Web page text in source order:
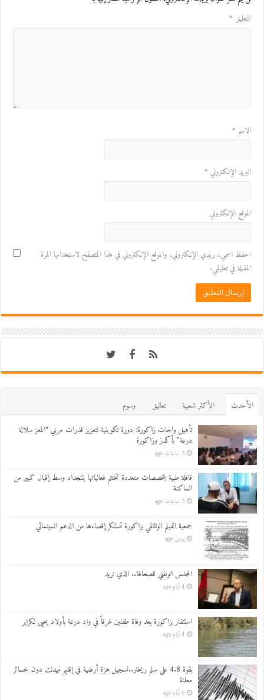
التعليق *
الاسم *
البريد الإلكتروني *
الموقع الإلكتروني
احفظ اسمي، بريدي الإلكتروني، والموقع الإلكتروني في هذا المتصفح لاستخدامها المرة
المقبلة في تعليقي.
اﻷحدث اﻷكثر شعبية تعاليق
وسوم
تأهيل واحات زاكورة: دورة تكوينية لتعزيز قدرات مربي “المعز سلالة
درعة” بأكدز وزاكورة
5 ساعات ago
قافلة طبية بتخصصات متعددة تختتم فعالياتها بتنجداد وسط إقبال كبير من
الساكنة
5 ساعات ago
جمعية الفيلم الوثائقي بزاكورة تستنكر إقصاءها من الدعم السينمائي
يومين ago
المجلس الوطني للصحافة.. الذي نريد
4 أيام ago
استنفار بزاكورة بعد وفاة طفلين غرقاً في واد درعة بأولاد يحيى لكراير
4 أيام ago
بقوة 4.8 على سلم ريختر..تسجيل هزة أرضية في إقليم ميدلت دون خسائر
معلنة
6 أيام ago